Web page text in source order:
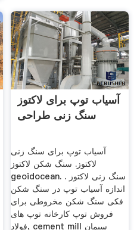
آسیاب توپ برای لاکتوز
سنگ زنی طراحی
آسیاب توپ برای سنگ زنی
لاکتوز. سنگ شکن لاکتوز
geoidocean. سنگ زنی لاکتوز .
اندازه آسیاب توپ در سنگ شکن
فکی سنگ شکن مخروطی برای
فروش توپ کارخانه توپ های
فولاد, cement mill سیمان